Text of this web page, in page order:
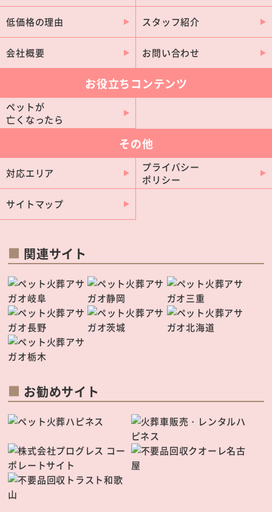
岩倉市
高浜市
弥富市
幸田町
新城市
大治町
阿久比町
大口町
美浜町
豊山町
南知多町
設楽町
低価格の理由 スタッフ紹介
会社概要 お問い合わせ
お役立ちコンテンツ
ペットが
亡くなったら
その他
対応エリア
プライバシー
ポリシー
サイトマップ
関連サイト
お勧めサイト